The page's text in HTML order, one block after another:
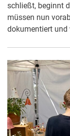
schließt, beginnt
müssen nun
dokumentiert und